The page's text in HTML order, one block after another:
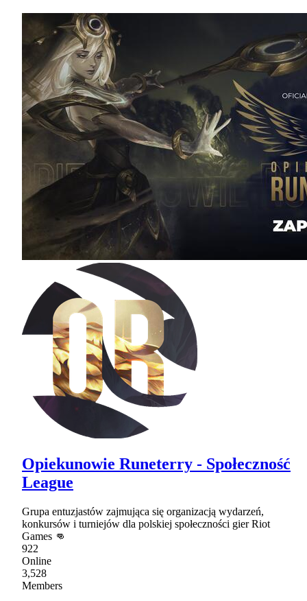
Opiekunowie Runeterry - Społeczność
League
Grupa entuzjastów zajmująca się organizacją wydarzeń,
konkursów i turniejów dla polskiej społeczności gier Riot
Games 👊
922
Online
3,528
Members